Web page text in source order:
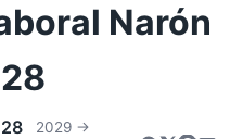
Narón
2029 →